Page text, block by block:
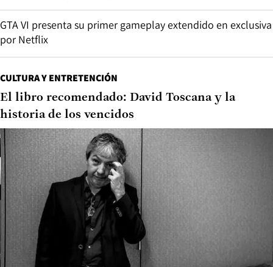
GTA VI presenta su primer gameplay extendido en exclusiva
por Netflix
CULTURA Y ENTRETENCIÓN
El libro recomendado: David Toscana y la
historia de los vencidos